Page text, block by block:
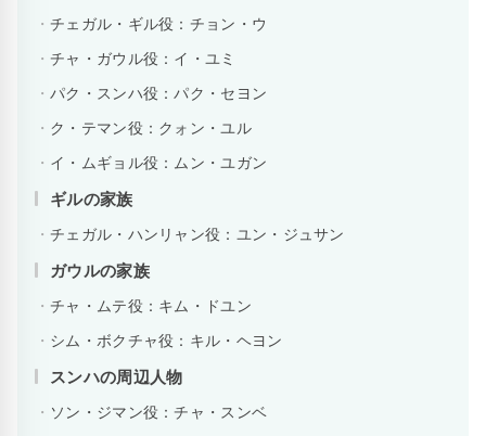
チェガル・ギル役：チョン・ウ
チャ・ガウル役：イ・ユミ
パク・スンハ役：パク・セヨン
ク・テマン役：クォン・ユル
イ・ムギョル役：ムン・ユガン
ギルの家族
チェガル・ハンリャン役：ユン・ジュサン
ガウルの家族
チャ・ムテ役：キム・ドユン
シム・ボクチャ役：キル・ヘヨン
スンハの周辺人物
ソン・ジマン役：チャ・スンベ